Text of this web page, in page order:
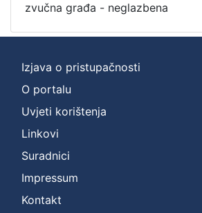
zvučna građa - neglazbena
Izjava o pristupačnosti
O portalu
Uvjeti korištenja
Linkovi
Suradnici
Impressum
Kontakt